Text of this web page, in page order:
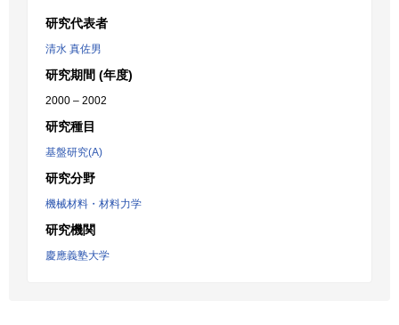
研究代表者
清水 真佐男
研究期間 (年度)
2000 – 2002
研究種目
基盤研究(A)
研究分野
機械材料・材料力学
研究機関
慶應義塾大学